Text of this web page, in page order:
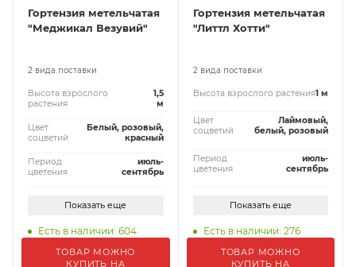
Гортензия метельчатая
"Меджикал Везувий"
2 вида поставки
Высота взрослого
растения
1,5
м
Цвет
соцветий
Белый, розовый,
красный
Период
цветения
июль-
сентябрь
Показать еще
Есть в наличии: 604
ТОВАР МОЖНО
КУПИТЬ НА
Гортензия метельчатая
"Литтл Хотти"
2 вида поставки
Высота взрослого растения1 м
Цвет
соцветий
Лаймовый,
белый, розовый
Период
цветения
июль-
сентябрь
Показать еще
Есть в наличии: 276
ТОВАР МОЖНО
КУПИТЬ НА